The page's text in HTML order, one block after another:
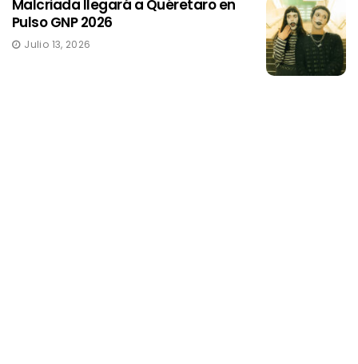
Malcriada llegará a Quéretaro en
Pulso GNP 2026
Julio 13, 2026